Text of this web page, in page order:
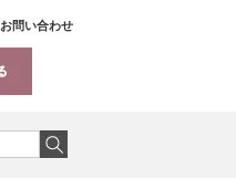
お問い合わせ